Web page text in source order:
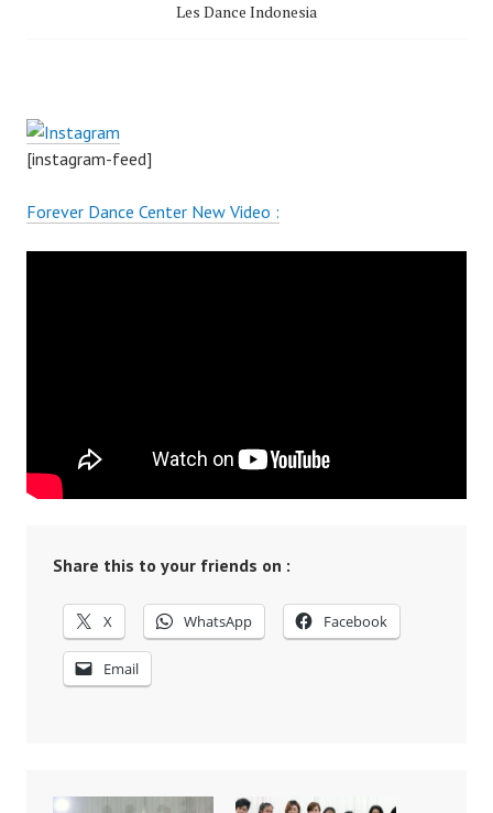
Les Dance Indonesia
[instagram-feed]
Forever Dance Center New Video :
Share this to your friends on :
X WhatsApp Facebook
Email